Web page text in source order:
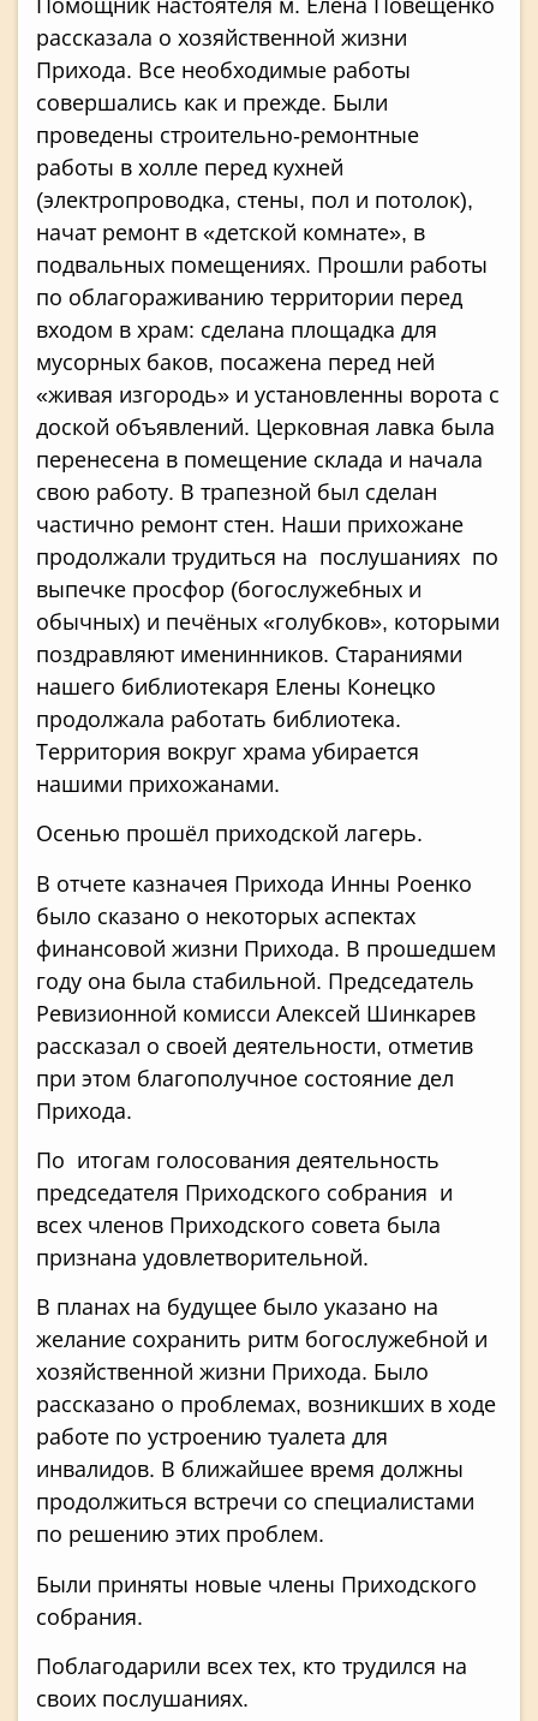
Помощник настоятеля м. Елена Повещенко
рассказала о хозяйственной жизни
Прихода. Все необходимые работы
совершались как и прежде. Были
проведены строительно-ремонтные
работы в холле перед кухней
(электропроводка, стены, пол и потолок),
начат ремонт в «детской комнате», в
подвальных помещениях. Прошли работы
по облагораживанию территории перед
входом в храм: сделана площадка для
мусорных баков, посажена перед ней
«живая изгородь» и установленны ворота с
доской объявлений. Церковная лавка была
перенесена в помещение склада и начала
свою работу. В трапезной был сделан
частично ремонт стен. Наши прихожане
продолжали трудиться на послушаниях по
выпечке просфор (богослужебных и
обычных) и печёных «голубков», которыми
поздравляют именинников. Стараниями
нашего библиотекаря Елены Конецко
продолжала работать библиотека.
Территория вокруг храма убирается
нашими прихожанами.
Осенью прошёл приходской лагерь.
В отчете казначея Прихода Инны Роенко
было сказано о некоторых аспектах
финансовой жизни Прихода. В прошедшем
году она была стабильной. Председатель
Ревизионной комисси Алексей Шинкарев
рассказал о своей деятельности, отметив
при этом благополучное состояние дел
Прихода.
По итогам голосования деятельность
председателя Приходского собрания и
всех членов Приходского совета была
признана удовлетворительной.
В планах на будущее было указано на
желание сохранить ритм богослужебной и
хозяйственной жизни Прихода. Было
рассказано о проблемах, возникших в ходе
работе по устроению туалета для
инвалидов. В ближайшее время должны
продолжиться встречи со специалистами
по решению этих проблем.
Были приняты новые члены Приходского
собрания.
Поблагодарили всех тех, кто трудился на
своих послушаниях.